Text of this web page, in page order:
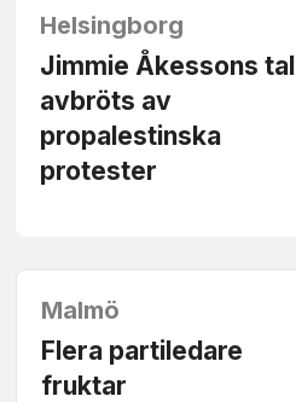
Helsingborg
Jimmie Åkessons tal
avbröts av
propalestinska
protester
Malmö
Flera partiledare
fruktar